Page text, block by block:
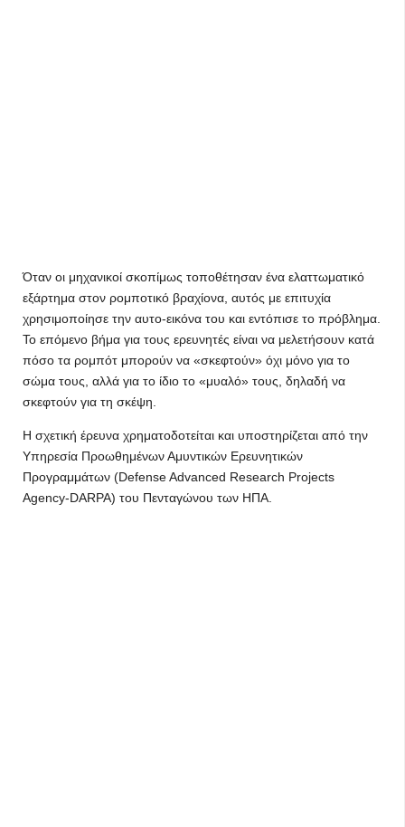
Όταν οι μηχανικοί σκοπίμως τοποθέτησαν ένα ελαττωματικό
εξάρτημα στον ρομποτικό βραχίονα, αυτός με επιτυχία
χρησιμοποίησε την αυτο-εικόνα του και εντόπισε το πρόβλημα.
Το επόμενο βήμα για τους ερευνητές είναι να μελετήσουν κατά
πόσο τα ρομπότ μπορούν να «σκεφτούν» όχι μόνο για το
σώμα τους, αλλά για το ίδιο το «μυαλό» τους, δηλαδή να
σκεφτούν για τη σκέψη.
Η σχετική έρευνα χρηματοδοτείται και υποστηρίζεται από την
Υπηρεσία Προωθημένων Αμυντικών Ερευνητικών
Προγραμμάτων (Defense Advanced Research Projects
Agency-DARPA) του Πενταγώνου των ΗΠΑ.